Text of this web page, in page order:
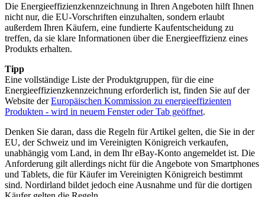
Die Energieeffizienzkennzeichnung in Ihren Angeboten hilft Ihnen
nicht nur, die EU-Vorschriften einzuhalten, sondern erlaubt
außerdem Ihren Käufern, eine fundierte Kaufentscheidung zu
treffen, da sie klare Informationen über die Energieeffizienz eines
Produkts erhalten.
Tipp
Eine vollständige Liste der Produktgruppen, für die eine
Energieeffizienzkennzeichnung erforderlich ist, finden Sie auf der
Website derEuropäischen Kommission zu energieeffizienten
Produkten - wird in neuem Fenster oder Tab geöffnet.
Denken Sie daran, dass die Regeln für Artikel gelten, die Sie in der
EU, der Schweiz und im Vereinigten Königreich verkaufen,
unabhängig vom Land, in dem Ihr eBay-Konto angemeldet ist. Die
Anforderung gilt allerdings nicht für die Angebote von Smartphones
und Tablets, die für Käufer im Vereinigten Königreich bestimmt
sind. Nordirland bildet jedoch eine Ausnahme und für die dortigen